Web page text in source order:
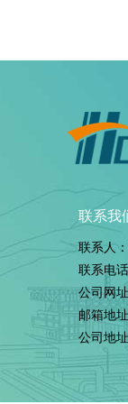
联系我
联系人
联系电话
公司网址
邮箱地
公司地